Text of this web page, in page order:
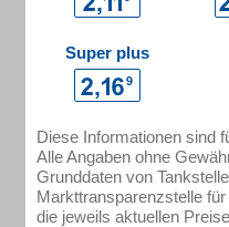
Super plus
Diese Informationen sind
Alle Angaben ohne
Grunddaten von
Markttransparenzstelle
die jeweils aktuellen